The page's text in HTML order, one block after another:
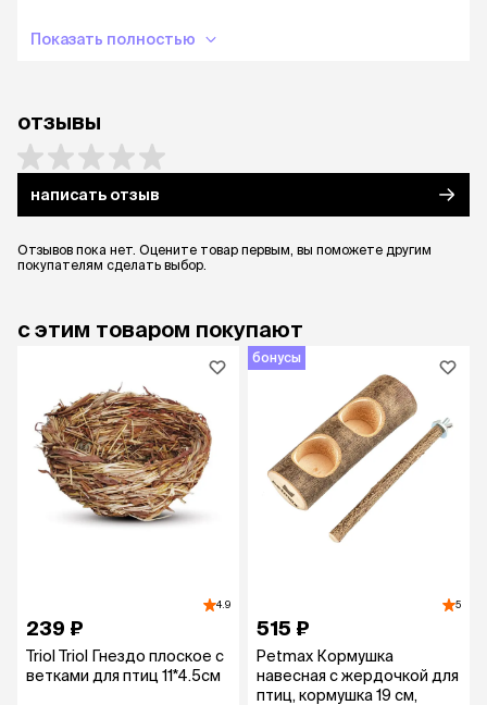
Показать полностью
отзывы
написать отзыв
Отзывов пока нет. Оцените товар первым, вы поможете другим
покупателям сделать выбор.
с этим товаром покупают
4.9
239 ₽
Triol Triol Гнездо плоское с
ветками для птиц 11*4.5см
бонусы
5
515 ₽
Petmax Кормушка
навесная с жердочкой для
птиц, кормушка 19 см,